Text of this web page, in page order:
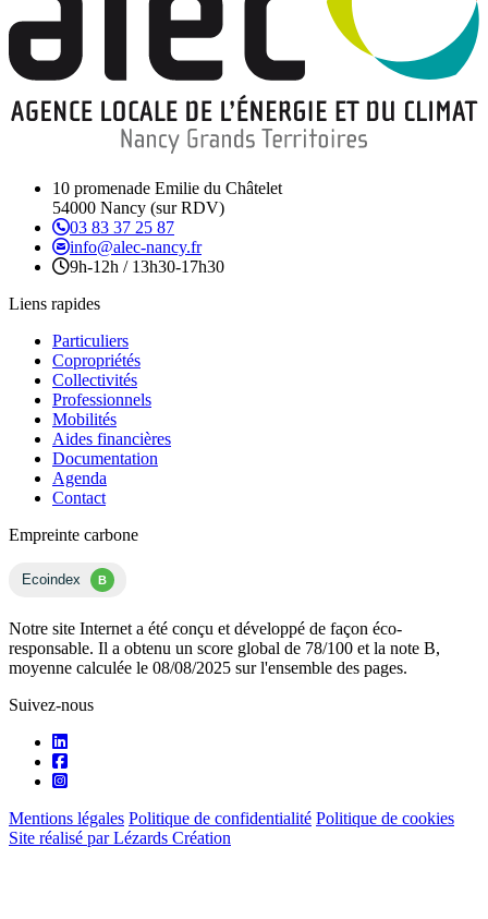
10 promenade Emilie du Châtelet
54000 Nancy (sur RDV)
03 83 37 25 87
info@alec-nancy.fr
9h-12h / 13h30-17h30
Liens rapides
Particuliers
Copropriétés
Collectivités
Professionnels
Mobilités
Aides financières
Documentation
Agenda
Contact
Empreinte carbone
Ecoindex B
Notre site Internet a été conçu et développé de façon éco-
responsable. Il a obtenu un score global de 78/100 et la note B,
moyenne calculée le 08/08/2025 sur l'ensemble des pages.
Suivez-nous
Mentions légales Politique de confidentialité Politique de cookies
Site réalisé par Lézards Création